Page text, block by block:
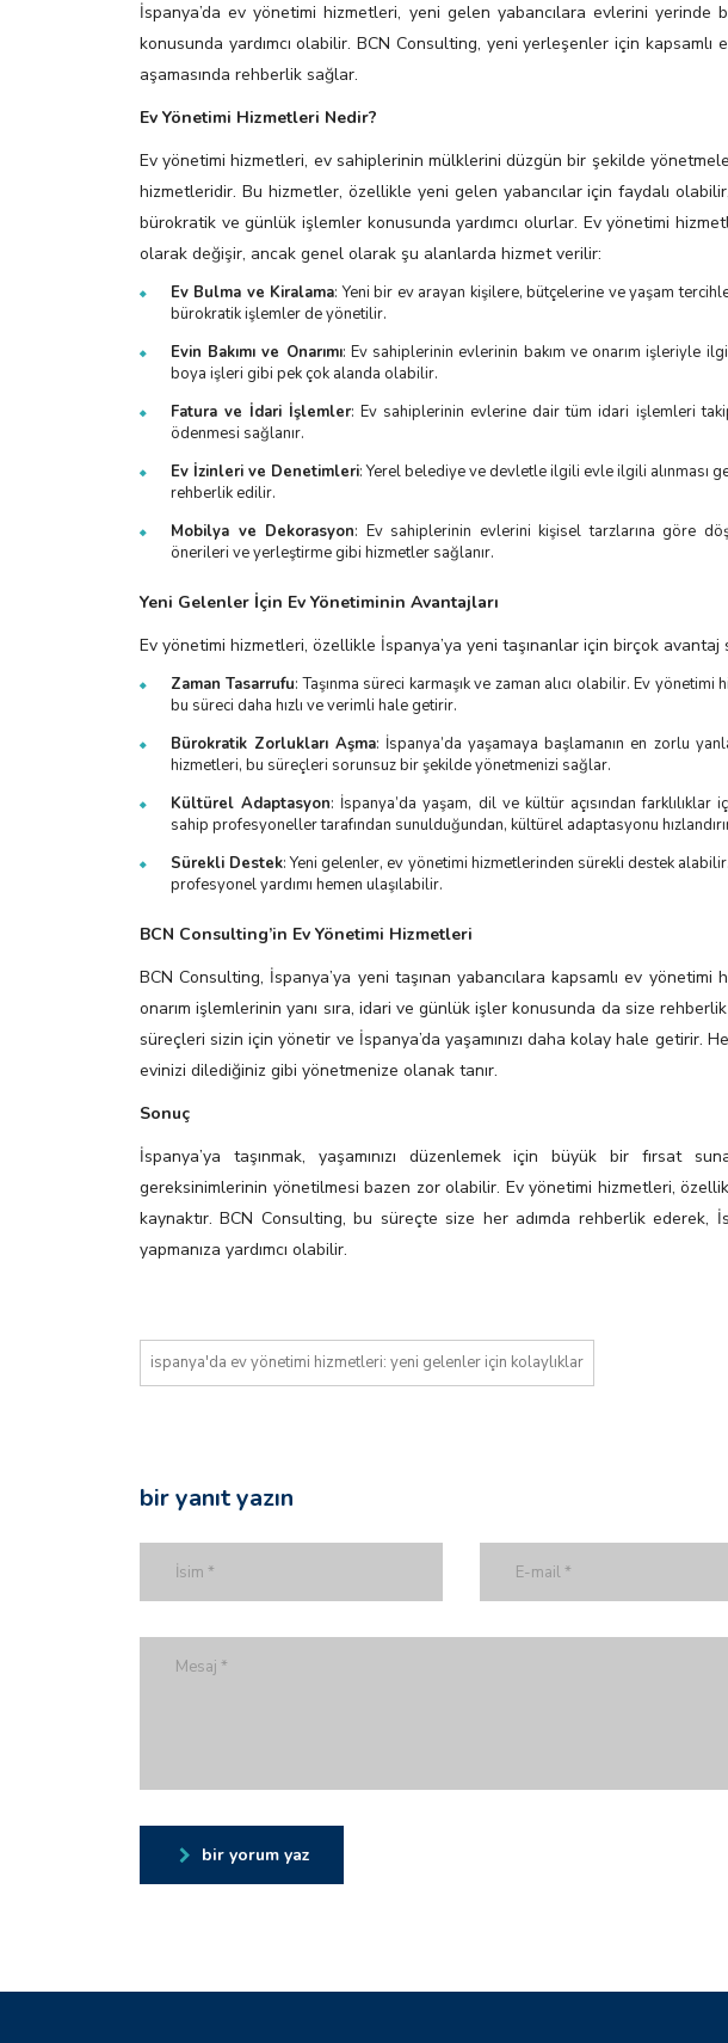
İspanya’da ev yönetimi hizmetleri, yeni gelen yabancılara evlerini yerinde
konusunda yardımcı olabilir. BCN Consulting, yeni yerleşenler için
aşamasında rehberlik sağlar.
Ev Yönetimi Hizmetleri Nedir?
Ev yönetimi hizmetleri, ev sahiplerinin mülklerini düzgün bir şekilde
hizmetleridir. Bu hizmetler, özellikle yeni gelen yabancılar için faydalı
bürokratik ve günlük işlemler konusunda yardımcı olurlar. Ev yönetimi
olarak değişir, ancak genel olarak şu alanlarda hizmet verilir:
Ev Bulma ve Kiralama: Yeni bir ev arayan kişilere, bütçelerine ve yaşam
bürokratik işlemler de yönetilir.
Evin Bakımı ve Onarımı: Ev sahiplerinin evlerinin bakım ve onarım işleriyle
boya işleri gibi pek çok alanda olabilir.
Fatura ve İdari İşlemler: Ev sahiplerinin evlerine dair tüm idari işlemleri
ödenmesi sağlanır.
Ev İzinleri ve Denetimleri: Yerel belediye ve devletle ilgili evle ilgili alınması
rehberlik edilir.
Mobilya ve Dekorasyon: Ev sahiplerinin evlerini kişisel tarzlarına göre
önerileri ve yerleştirme gibi hizmetler sağlanır.
Yeni Gelenler İçin Ev Yönetiminin Avantajları
Ev yönetimi hizmetleri, özellikle İspanya’ya yeni taşınanlar için birçok avantaj
Zaman Tasarrufu: Taşınma süreci karmaşık ve zaman alıcı olabilir. Ev
bu süreci daha hızlı ve verimli hale getirir.
Bürokratik Zorlukları Aşma: İspanya’da yaşamaya başlamanın en zorlu
hizmetleri, bu süreçleri sorunsuz bir şekilde yönetmenizi sağlar.
Kültürel Adaptasyon: İspanya’da yaşam, dil ve kültür açısından
sahip profesyoneller tarafından sunulduğundan, kültürel adaptasyonu
Sürekli Destek: Yeni gelenler, ev yönetimi hizmetlerinden sürekli destek
profesyonel yardımı hemen ulaşılabilir.
BCN Consulting’in Ev Yönetimi Hizmetleri
BCN Consulting, İspanya’ya yeni taşınan yabancılara kapsamlı ev yönetimi
onarım işlemlerinin yanı sıra, idari ve günlük işler konusunda da size
süreçleri sizin için yönetir ve İspanya’da yaşamınızı daha kolay hale getirir.
evinizi dilediğiniz gibi yönetmenize olanak tanır.
Sonuç
İspanya’ya taşınmak, yaşamınızı düzenlemek için büyük bir fırsat
gereksinimlerinin yönetilmesi bazen zor olabilir. Ev yönetimi hizmetleri,
kaynaktır. BCN Consulting, bu süreçte size her adımda rehberlik ederek,
yapmanıza yardımcı olabilir.
i̇spanya'da ev yönetimi hizmetleri: yeni gelenler i̇çin kolaylıklar
bir yanıt yazın
bir yorum yaz